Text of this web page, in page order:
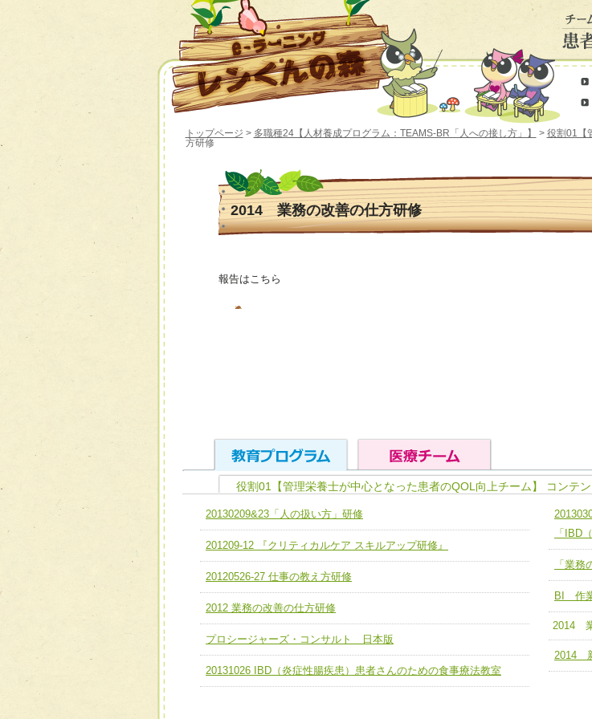
トップページ > 多職種24【人材養成プログラム：TEAMS-BR「人への接し方」】 > 役割01【
方研修
2014 業務の改善の仕方研修
報告はこちら
ユニット１ 医療人としての基礎能力
全人的医療を実践する医療人として、必要な基礎能力を身につ
ける
ユニット２ チーム医療構成力
必要に応じて柔軟に医療チームを組織し、強調できる
ユニット３ 多職種連携力
他職種の視点とスキルを学び、相互理解と連携を深める
ユニッ
各職種
チーム01【病院内横断的問題解決チーム】
チーム02【地域医療連携推進による高度医療を必要とする在
宅患者等支援チーム】
チーム03【癌患者服薬サポートチーム】
チーム04【口腔ケアチーム】
チーム05【せん妄対策チーム】
チーム
チーム
チーム
役割01
役割01【管理栄養士が中心となった患者のQOL向上チーム】 コンテ
20130209&23「人の扱い方」研修
201209-12 『クリティカルケア スキルアップ研修』
20120526-27 仕事の教え方研修
2012 業務の改善の仕方研修
プロシージャーズ・コンサルト 日本版
20131026 IBD（炎症性腸疾患）患者さんのための食事療法教室
「IBD
「業
BI 作
2014
2014